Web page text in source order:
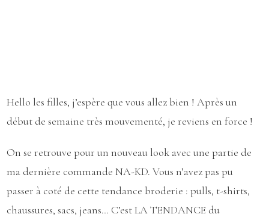
Hello les filles, j’espère que vous allez bien ! Après un
début de semaine très mouvementé, je reviens en force !
On se retrouve pour un nouveau look avec une partie de
ma dernière commande NA-KD. Vous n’avez pas pu
passer à coté de cette tendance broderie : pulls, t-shirts,
chaussures, sacs, jeans… C’est LA TENDANCE du